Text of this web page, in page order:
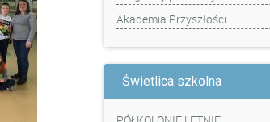
Akademia Przyszłości
Świetlica szkolna